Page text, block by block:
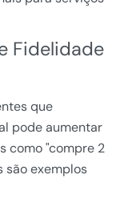
Fidelidade
que
pode aumentar
como "compre 2
são exemplos